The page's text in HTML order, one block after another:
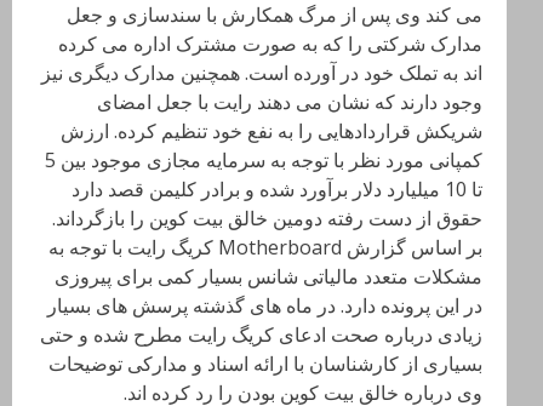
می کند وی پس از مرگ همکارش با سندسازی و جعل
مدارک شرکتی را که به صورت مشترک اداره می کرده
اند به تملک خود در آورده است. همچنین مدارک دیگری نیز
وجود دارند که نشان می دهند رایت با جعل امضای
شریکش قراردادهایی را به نفع خود تنظیم کرده. ارزش
کمپانی مورد نظر با توجه به سرمایه مجازی موجود بین 5
تا 10 میلیارد دلار برآورد شده و برادر کلیمن قصد دارد
حقوق از دست رفته دومین خالق بیت کوین را بازگرداند.
بر اساس گزارش Motherboard کریگ رایت با توجه به
مشکلات متعدد مالیاتی شانس بسیار کمی برای پیروزی
در این پرونده دارد. در ماه های گذشته پرسش های بسیار
زیادی درباره صحت ادعای کریگ رایت مطرح شده و حتی
بسیاری از کارشناسان با ارائه اسناد و مدارکی توضیحات
وی درباره خالق بیت کوین بودن را رد کرده اند.